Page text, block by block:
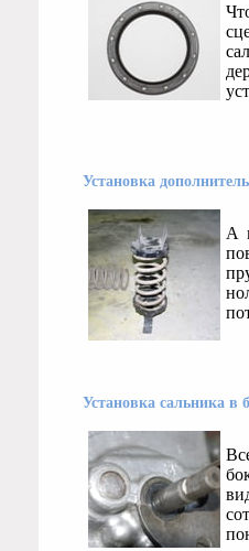
Установка
А
Установка сальника